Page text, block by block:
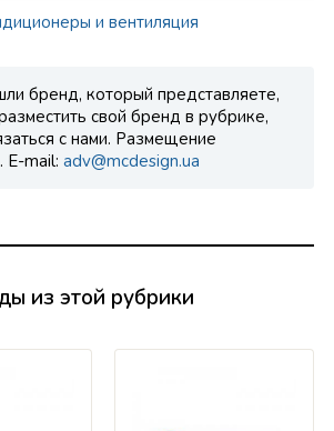
и вентиляция
бренд, который представляете,
свой бренд в рубрике,
с нами. Размещение
E-mail: adv@mcdesign.ua
из этой рубрики